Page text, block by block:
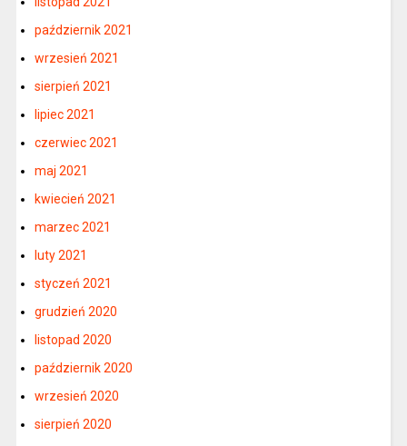
październik 2021
wrzesień 2021
sierpień 2021
lipiec 2021
czerwiec 2021
maj 2021
kwiecień 2021
marzec 2021
luty 2021
styczeń 2021
grudzień 2020
listopad 2020
październik 2020
wrzesień 2020
sierpień 2020